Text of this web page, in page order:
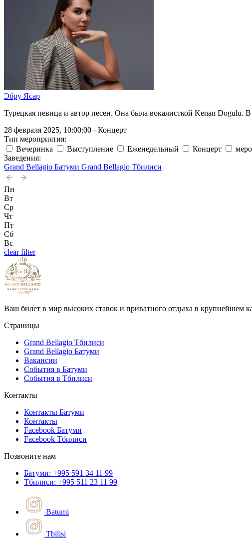
Эбру Ясар
Турецкая певица и автор песен. Она была вокалисткой Kenan Dogulu.
28 февраля 2025, 10:00:00 - Концерт
Тип мероприятия:
Вечеринка
Выступление Еженедельный Концерт
Заведения:
Grand Bellagio Батуми Grand Bellagio Тбилиси
Пн
Вт
Ср
Чт
Пт
Сб
Вс
clear filter
Ваш билет в мир высоких ставок и приватного отдыха в крупнейшем
Страницы
Grand Bellagio Тбилиси
Grand Bellagio Батуми
Вакансии
События в Батуми
События в Тбилиси
Контакты
Контакты Батуми
Контакты
Facebook Батуми
Facebook Тбилиси
Позвоните нам
Батуми: +995 591 34 11 99
Тбилиси: +995 511 23 11 99
Batumi
Tbilisi